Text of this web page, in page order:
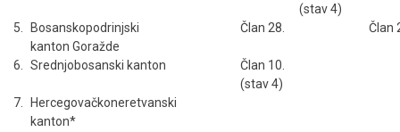
(stav 4)
5.
Bosanskopodrinjski
kanton Goražde
Član 28. Član
6. Srednjobosanski kanton
Član 10.
(stav 4)
7.
Hercegovačkoneretvanski
kanton*